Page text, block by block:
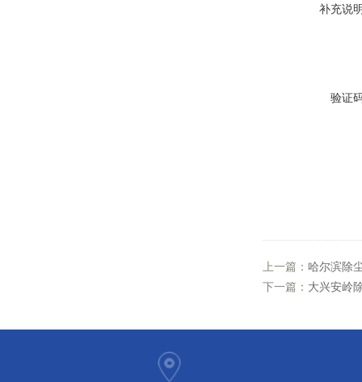
补充说
验证
上一篇： 哈尔滨除
下一篇： 大兴安岭